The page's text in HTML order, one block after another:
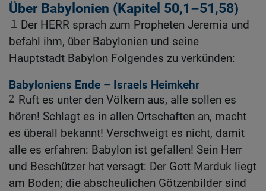
Über Babylonien (Kapitel 50,1–51,58)
1 Der HERR sprach zum Propheten Jeremia und
befahl ihm, über Babylonien und seine
Hauptstadt Babylon Folgendes zu verkünden:
Babyloniens Ende – Israels Heimkehr
2 Ruft es unter den Völkern aus, alle sollen es
hören! Schlagt es in allen Ortschaften an, macht
es überall bekannt! Verschweigt es nicht, damit
alle es erfahren: Babylon ist gefallen! Sein Herr
und Beschützer hat versagt: Der Gott Marduk liegt
am Boden; die abscheulichen Götzenbilder sind